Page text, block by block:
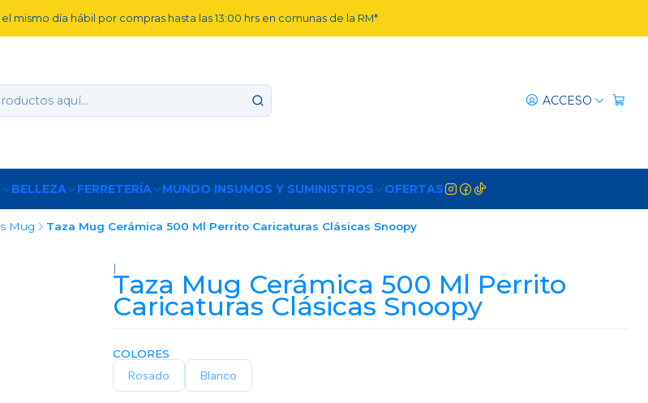
ACCESO
BELLEZA FERRETERÍA MUNDO INSUMOS Y SUMINISTROS OFERTAS
mismo día hábil por compras hasta las 13:00 hrs en comunas de la RM*
Mug Taza Mug Cerámica 500 Ml Perrito Caricaturas Clásicas Snoopy
|
Taza Mug Cerámica 500 Ml Perrito
Caricaturas Clásicas Snoopy
COLORES
Rosado Blanco